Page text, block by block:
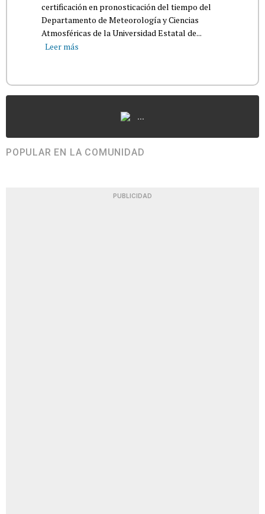
certificación en pronosticación del tiempo del
Departamento de Meteorología y Ciencias
Atmosféricas de la Universidad Estatal de...
Leer más
...
POPULAR EN LA COMUNIDAD
PUBLICIDAD